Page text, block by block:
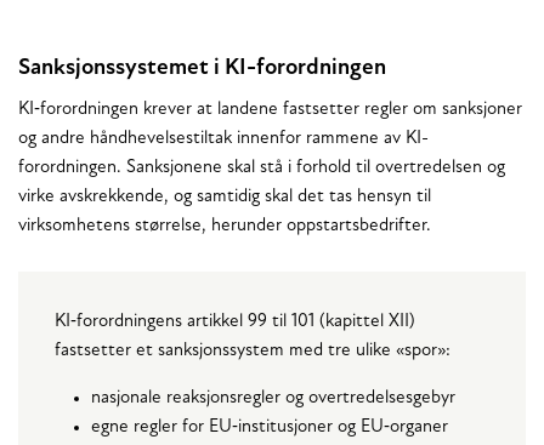
Sanksjonssystemet i KI-forordningen
KI‑forordningen krever at landene fastsetter regler om sanksjoner
og andre håndhevelsestiltak innenfor rammene av KI-
forordningen. Sanksjonene skal stå i forhold til overtredelsen og
virke avskrekkende, og samtidig skal det tas hensyn til
virksomhetens størrelse, herunder oppstartsbedrifter.
KI‑forordningens artikkel 99 til 101 (kapittel XII)
fastsetter et sanksjonssystem med tre ulike «spor»:
nasjonale reaksjonsregler og overtredelsesgebyr
egne regler for EU‑institusjoner og EU‑organer